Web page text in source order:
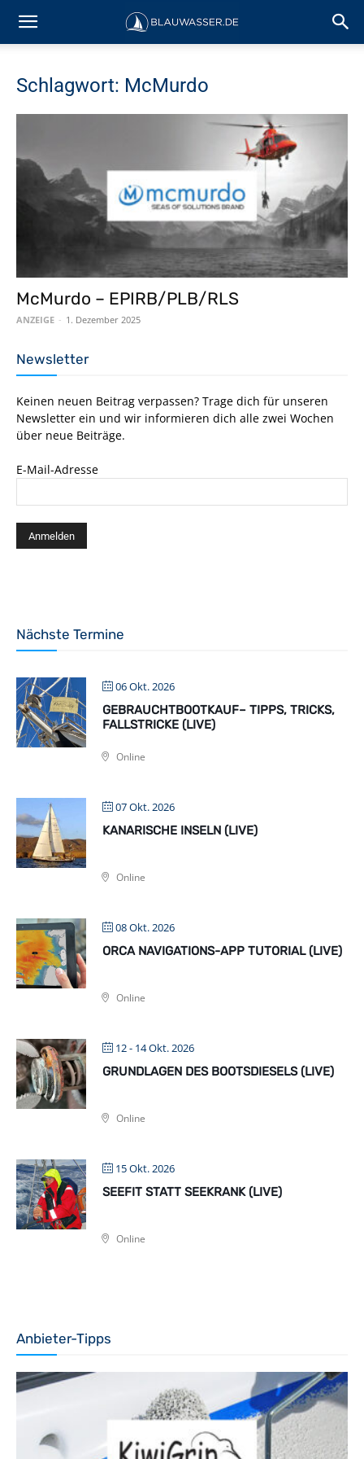
Schlagwort: McMurdo
McMurdo – EPIRB/PLB/RLS
ANZEIGE - 1. Dezember 2025
Newsletter
Keinen neuen Beitrag verpassen? Trage dich für unseren
Newsletter ein und wir informieren dich alle zwei Wochen
über neue Beiträge.
E-Mail-Adresse
Nächste Termine
06 Okt. 2026
GEBRAUCHTBOOTKAUF– TIPPS, TRICKS,
FALLSTRICKE (LIVE)
Online
07 Okt. 2026
KANARISCHE INSELN (LIVE)
Online
08 Okt. 2026
ORCA NAVIGATIONS-APP TUTORIAL (LIVE)
Online
12 - 14 Okt. 2026
GRUNDLAGEN DES BOOTSDIESELS (LIVE)
Online
15 Okt. 2026
SEEFIT STATT SEEKRANK (LIVE)
Online
Anbieter-Tipps